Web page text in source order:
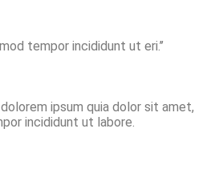
tempor incididunt ut eri.’’
ipsum quia dolor sit amet,
incididunt ut labore.